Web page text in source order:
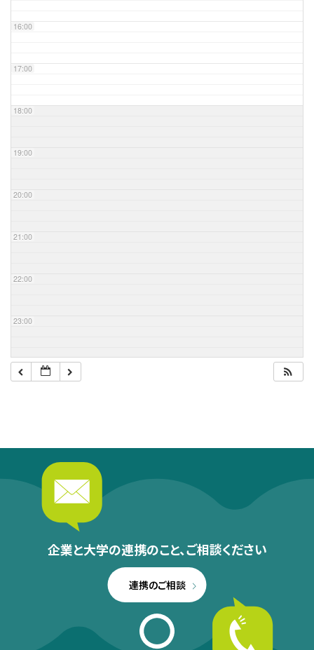
16:00
17:00
18:00
19:00
20:00
21:00
22:00
23:00
企業と大学の連携のこと、ご相談ください
連携のご相談